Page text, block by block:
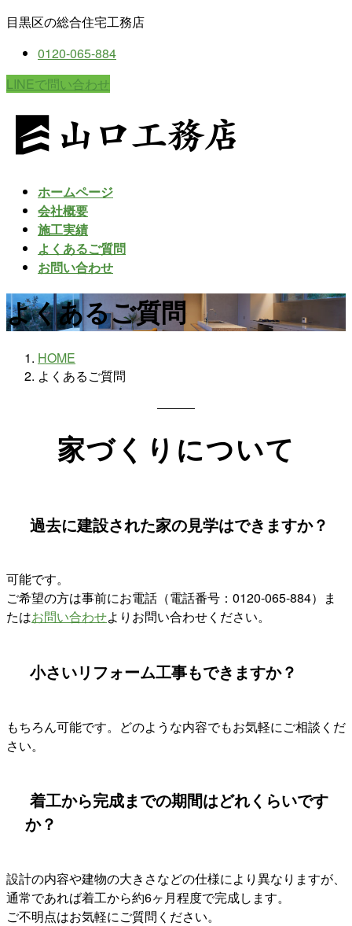
コ
ン
ツ
に
動
ナ
ー
シ
ョ
に
目黒区の総合住宅工務店
0120-065-884
LINEで問い合わせ
ホームページ
会社概要
施工実績
よくあるご質問
お問い合わせ
よくあるご質問
HOME
よくあるご質問
家づくりについて
過去に建設された家の見学はできますか？
可能です。
ご希望の方は事前にお電話（電話番号：0120-065-884）ま
たはお問い合わせよりお問い合わせください。
小さいリフォーム工事もできますか？
もちろん可能です。どのような内容でもお気軽にご相談くだ
さい。
着工から完成までの期間はどれくらいです
か？
設計の内容や建物の大きさなどの仕様により異なりますが、
通常であれば着工から約6ヶ月程度で完成します。
ご不明点はお気軽にご質問ください。